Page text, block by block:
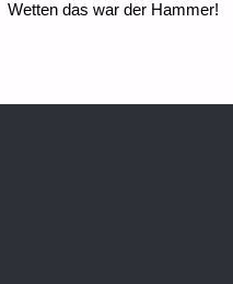
Wetten das war der Hammer!